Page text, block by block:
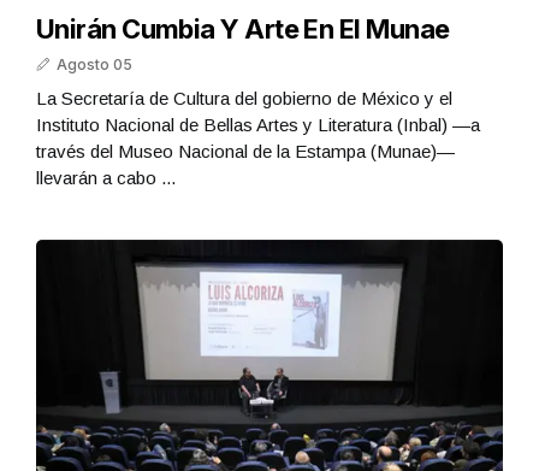
Unirán Cumbia Y Arte En El Munae
Agosto 05
La Secretaría de Cultura del gobierno de México y el
Instituto Nacional de Bellas Artes y Literatura (Inbal) —a
través del Museo Nacional de la Estampa (Munae)—
llevarán a cabo ...